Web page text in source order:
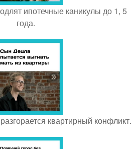
ипотечные каникулы до 1, 5
года.
квартирный конфликт.